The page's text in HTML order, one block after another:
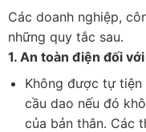
Các doanh nghiệp,
những quy tắc sau.
1. An toàn điện đối
Không được tự
cầu dao nếu đó
của bản thân. Các